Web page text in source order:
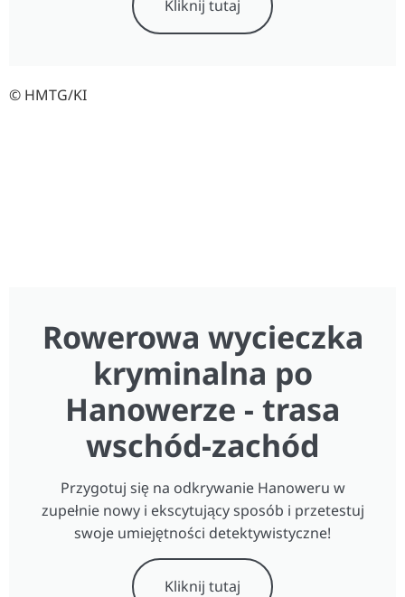
Kliknij tutaj
© HMTG/KI
Rowerowa wycieczka
kryminalna po
Hanowerze - trasa
wschód-zachód
Przygotuj się na odkrywanie Hanoweru w
zupełnie nowy i ekscytujący sposób i przetestuj
swoje umiejętności detektywistyczne!
Kliknij tutaj